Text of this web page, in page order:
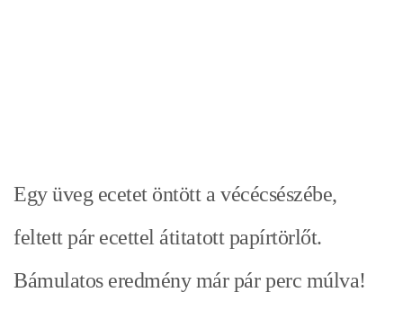
Egy üveg ecetet öntött a vécécsészébe,
feltett pár ecettel átitatott papírtörlőt.
Bámulatos eredmény már pár perc múlva!